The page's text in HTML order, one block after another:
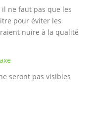
il ne faut pas que les
pour éviter les
nuire à la qualité
seront pas visibles